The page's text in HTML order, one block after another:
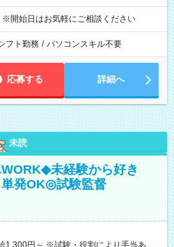
開始日はお気軽にご相談ください
フト勤務 / パソコンスキル不要
応募する 詳細へ
未読
未経験から好き
発OK◎試験監督